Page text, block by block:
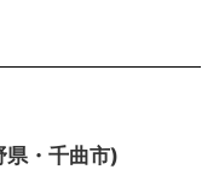
県・千曲市)